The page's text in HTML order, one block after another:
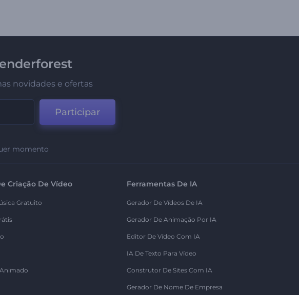
novidades e ofertas
Participar
momento
Criação De Vídeo
Gratuito
Ferramentas De IA
Gerador De Vídeos De IA
Gerador De Animação Por IA
Editor De Vídeo Com IA
IA De Texto Para Vídeo
Construtor De Sites Com IA
Gerador De Nome De Empresa